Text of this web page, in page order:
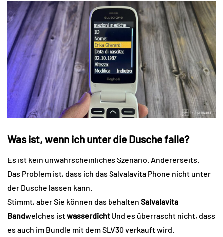
Was ist, wenn ich unter die Dusche falle?
Es ist kein unwahrscheinliches Szenario. Andererseits.
Das Problem ist, dass ich das Salvalavita Phone nicht unter
der Dusche lassen kann.
Stimmt, aber Sie können das behalten Salvalavita
Bandwelches istwasserdicht Und es überrascht nicht, dass
es auch im Bundle mit dem SLV30 verkauft wird.